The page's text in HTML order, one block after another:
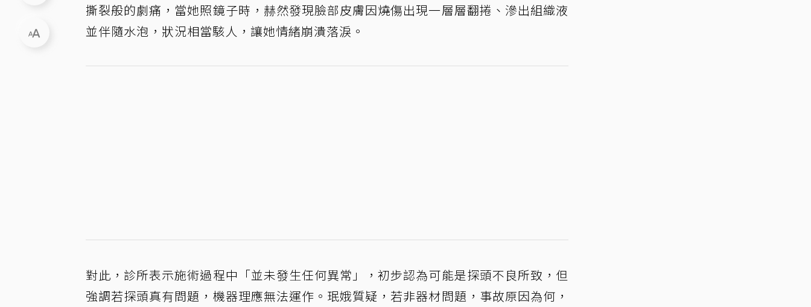
撕裂般的劇痛，當她照鏡子時，赫然發現臉部皮膚因燒傷出現一層層翻捲、滲出組織液
並伴隨水泡，狀況相當駭人，讓她情緒崩潰落淚。
對此，診所表示施術過程中「並未發生任何異常」，初步認為可能是探頭不良所致，但
強調若探頭真有問題，機器理應無法運作。珉娥質疑，若非器材問題，事故原因為何，